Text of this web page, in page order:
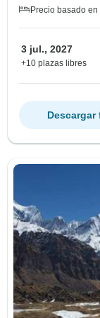
Precio basado
3 jul., 2027
+10 plazas libres
Descargar